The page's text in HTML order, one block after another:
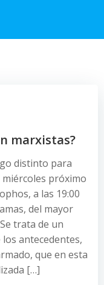
marxistas?
distinto para
próximo
a las 19:00
del mayor
trata de un
antecedentes,
que en esta
[…]